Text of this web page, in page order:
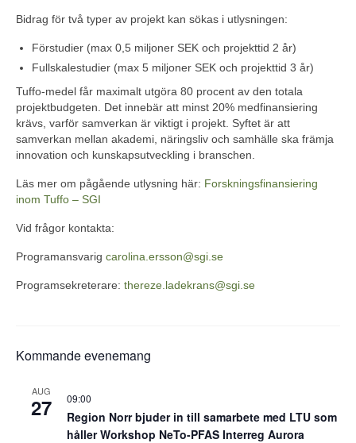
Bidrag för två typer av projekt kan sökas i utlysningen:
Förstudier (max 0,5 miljoner SEK och projekttid 2 år)
Fullskalestudier (max 5 miljoner SEK och projekttid 3 år)
Tuffo-medel får maximalt utgöra 80 procent av den totala
projektbudgeten. Det innebär att minst 20% medfinansiering
krävs, varför samverkan är viktigt i projekt. Syftet är att
samverkan mellan akademi, näringsliv och samhälle ska främja
innovation och kunskapsutveckling i branschen.
Läs mer om pågående utlysning här: Forskningsfinansiering
inom Tuffo – SGI
Vid frågor kontakta:
Programansvarig carolina.ersson@sgi.se
Programsekreterare: thereze.ladekrans@sgi.se
Kommande evenemang
AUG
27 09:00
Region Norr bjuder in till samarbete med LTU som
håller Workshop NeTo-PFAS Interreg Aurora